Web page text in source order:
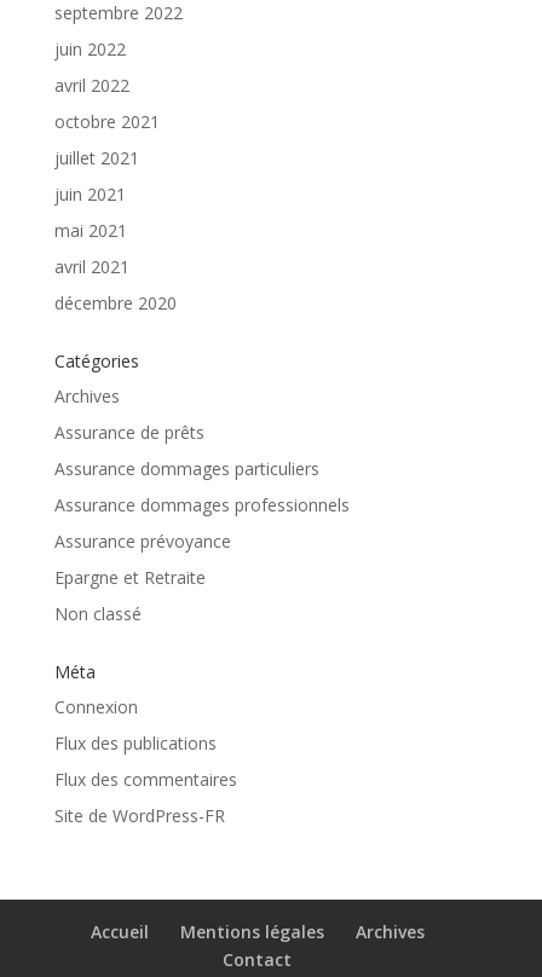
septembre 2022
juin 2022
avril 2022
octobre 2021
juillet 2021
juin 2021
mai 2021
avril 2021
décembre 2020
Catégories
Archives
Assurance de prêts
Assurance dommages particuliers
Assurance dommages professionnels
Assurance prévoyance
Epargne et Retraite
Non classé
Méta
Connexion
Flux des publications
Flux des commentaires
Site de WordPress-FR
Accueil Mentions légales
Archives
Contact